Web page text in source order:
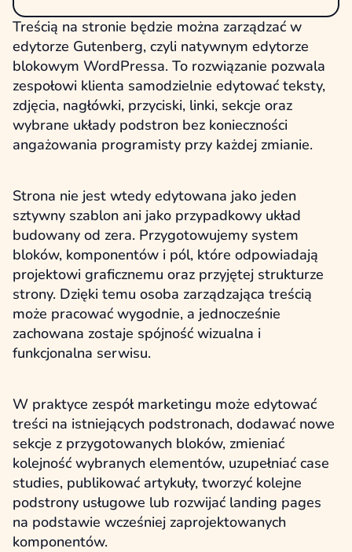
Treścią na stronie będzie można zarządzać w
edytorze Gutenberg, czyli natywnym edytorze
blokowym WordPressa. To rozwiązanie pozwala
zespołowi klienta samodzielnie edytować teksty,
zdjęcia, nagłówki, przyciski, linki, sekcje oraz
wybrane układy podstron bez konieczności
angażowania programisty przy każdej zmianie.
Strona nie jest wtedy edytowana jako jeden
sztywny szablon ani jako przypadkowy układ
budowany od zera. Przygotowujemy system
bloków, komponentów i pól, które odpowiadają
projektowi graficznemu oraz przyjętej strukturze
strony. Dzięki temu osoba zarządzająca treścią
może pracować wygodnie, a jednocześnie
zachowana zostaje spójność wizualna i
funkcjonalna serwisu.
W praktyce zespół marketingu może edytować
treści na istniejących podstronach, dodawać nowe
sekcje z przygotowanych bloków, zmieniać
kolejność wybranych elementów, uzupełniać case
studies, publikować artykuły, tworzyć kolejne
podstrony usługowe lub rozwijać landing pages
na podstawie wcześniej zaprojektowanych
komponentów.